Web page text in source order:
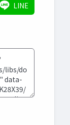
LINE